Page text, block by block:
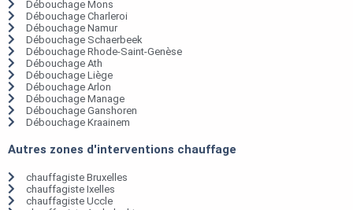
Débouchage Mons
Débouchage Charleroi
Débouchage Namur
Débouchage Schaerbeek
Débouchage Rhode-Saint-Genèse
Débouchage Ath
Débouchage Liège
Débouchage Arlon
Débouchage Manage
Débouchage Ganshoren
Débouchage Kraainem
Autres zones d'interventions chauffage
chauffagiste Bruxelles
chauffagiste Ixelles
chauffagiste Uccle